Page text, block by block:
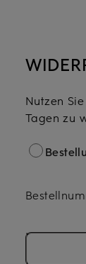
Nutzen
Tagen zu